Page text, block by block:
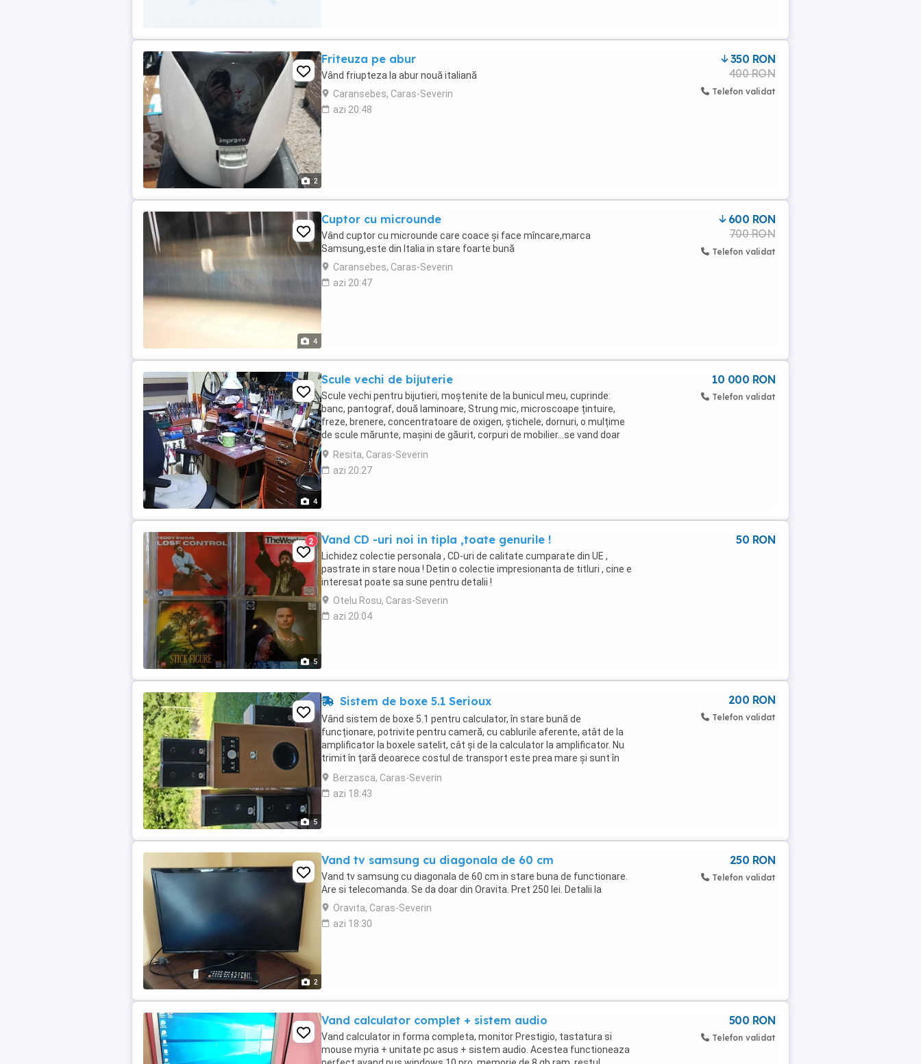
2
Friteuza pe abur
Vând friupteza la abur nouă italiană
Caransebes, Caras-Severin
azi 20:48
350 RON
400 RON
Telefon validat
4
Cuptor cu microunde
Vând cuptor cu microunde care coace și face mîncare,marca
Samsung,este din Italia in stare foarte bună
Caransebes, Caras-Severin
azi 20:47
600 RON
700 RON
Telefon validat
4
Scule vechi de bijuterie
Scule vechi pentru bijutieri, moștenite de la bunicul meu, cuprinde:
banc, pantograf, două laminoare, Strung mic, microscoape țintuire,
freze, brenere, concentratoare de oxigen, știchele, dornuri, o mulțime
de scule mărunte, mașini de găurit, corpuri de mobilier...se vand doar
impreună, nu vand separat. ...
Resita, Caras-Severin
azi 20:27
10 000 RON
Telefon validat
5
2 Vand CD -uri noi in tipla ,toate genurile !
Lichidez colectie personala , CD-uri de calitate cumparate din UE ,
pastrate in stare noua ! Detin o colectie impresionanta de titluri , cine e
interesat poate sa sune pentru detalii !
Otelu Rosu, Caras-Severin
azi 20:04
50 RON
5
Sistem de boxe 5.1 Serioux
Vând sistem de boxe 5.1 pentru calculator, în stare bună de
funcționare, potrivite pentru cameră, cu cablurile aferente, atât de la
amplificator la boxele satelit, cât și de la calculator la amplificator. Nu
trimit în țară deoarece costul de transport este prea mare și sunt în
afara ariei de acoperire ...
Berzasca, Caras-Severin
azi 18:43
200 RON
Telefon validat
2
Vand tv samsung cu diagonala de 60 cm
Vand tv samsung cu diagonala de 60 cm in stare buna de functionare.
Are si telecomanda. Se da doar din Oravita. Pret 250 lei. Detalii la
Oravita, Caras-Severin
azi 18:30
250 RON
Telefon validat
Vand calculator complet + sistem audio
Vand calculator in forma completa, monitor Prestigio, tastatura si
mouse myria + unitate pc asus + sistem audio. Acestea functioneaza
500 RON
Telefon validat